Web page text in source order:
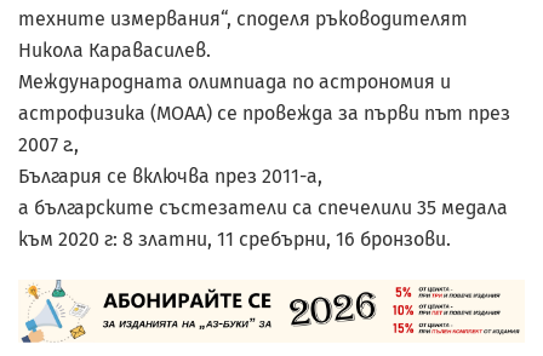
техните измервания“, споделя ръководителят
Никола Каравасилев.
Международната олимпиада по астрономия и
астрофизика (МОАА) се провежда за първи път през
2007 г.,
България се включва през 2011-а,
а българските състезатели са спечелили 35 медала
към 2020 г: 8 златни, 11 сребърни, 16 бронзови.